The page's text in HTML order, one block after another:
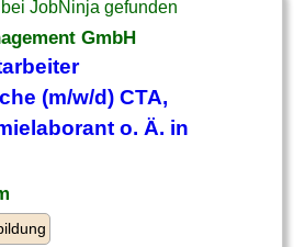
JobNinja gefunden
GmbH
(m/w/d) CTA,
o. Ä. in